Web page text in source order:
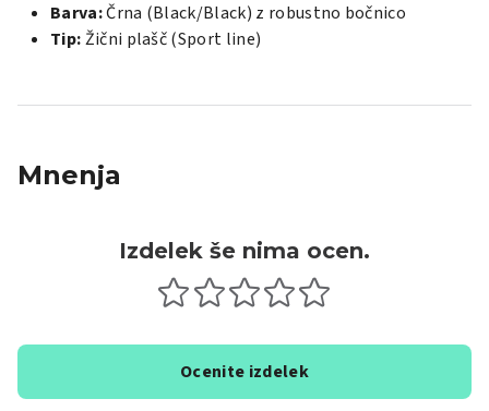
Barva:Črna (Black/Black) z robustno bočnico
Tip:Žični plašč (Sport line)
Mnenja
Izdelek še nima ocen.
Ocenite izdelek